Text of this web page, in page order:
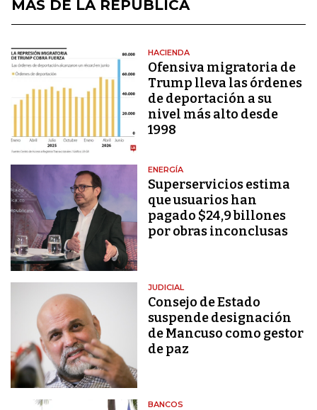
MÁS DE LA REPÚBLICA
HACIENDA
Ofensiva migratoria de
Trump lleva las órdenes
de deportación a su
nivel más alto desde
1998
ENERGÍA
Superservicios estima
que usuarios han
pagado $24,9 billones
por obras inconclusas
JUDICIAL
Consejo de Estado
suspende designación
de Mancuso como gestor
de paz
BANCOS